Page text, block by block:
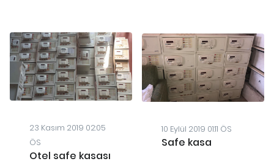
23 Kasım 2019 02:05
ÖS
Otel safe kasası
10 Eylül 2019 01:11 ÖS
Safe kasa